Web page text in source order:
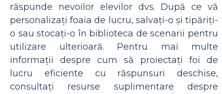
răspunde nevoilor elevilor dvs. După ce vă
personalizați foaia de lucru, salvați-o și tipăriți-
o sau stocați-o în biblioteca de scenarii pentru
utilizare ulterioară. Pentru mai multe
informații despre cum să proiectați foi de
lucru eficiente cu răspunsuri deschise,
consultați resurse suplimentare despre